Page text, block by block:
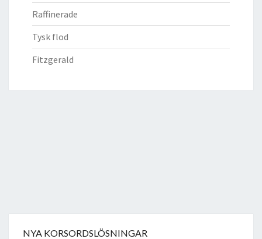
Raffinerade
Tysk flod
Fitzgerald
NYA KORSORDSLÖSNINGAR